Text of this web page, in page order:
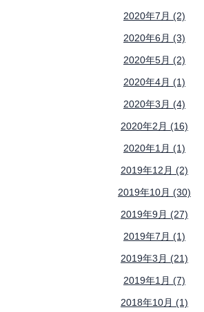
2020年7月 (2)
2020年6月 (3)
2020年5月 (2)
2020年4月 (1)
2020年3月 (4)
2020年2月 (16)
2020年1月 (1)
2019年12月 (2)
2019年10月 (30)
2019年9月 (27)
2019年7月 (1)
2019年3月 (21)
2019年1月 (7)
2018年10月 (1)